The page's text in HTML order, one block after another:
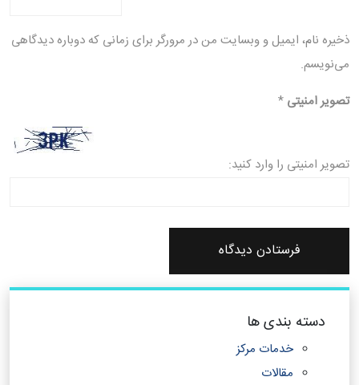
ذخیره نام، ایمیل و وبسایت من در مرورگر برای زمانی که دوباره دیدگاهی
می‌نویسم.
تصویر امنیتی *
تصویر امنیتی را وارد کنید:
دسته بندی ها
خدمات مرکز
مقالات